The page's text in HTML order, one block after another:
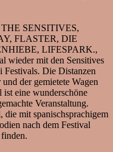
THE SENSITIVES,
FLASTER, DIE
LIFESPARK.,
wieder mit den Sensitives
Festivals. Die Distanzen
der gemietete Wagen
eine wunderschöne
Veranstaltung.
mit spanischsprachigem
nach dem Festival